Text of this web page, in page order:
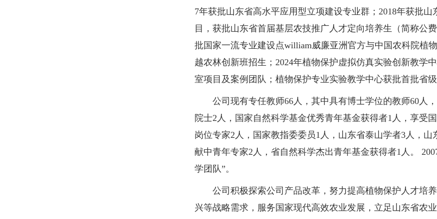
7年获批山东省高水平应用型立项建设专业群；2018年获批
目，获批山东省首届基层农技推广人才定向培养生（简称公
批国家一流专业建设点william威廉亚洲官方与中国农科院植
越农林创新班招生；2024年植物保护虚拟仿真实验创新教学
室项目及案例团队；植物保护专业实验教学中心获批首批省级
公司现有专任教师66人，其中具有博士学位的教师60人，
院士2人，国家自然科学基金优秀青年基金获得者1人，享受
岗位专家2人，国家教指委委员1人，山东省泰山学者3人，
献中青年专家2人，省自然科学杰出青年基金获得者1人。
学团队”。
公司积极探索公司产品改革，努力提高植物保护人才培养
兴等战略需求，服务国家现代高效农业发展，立足山东省农